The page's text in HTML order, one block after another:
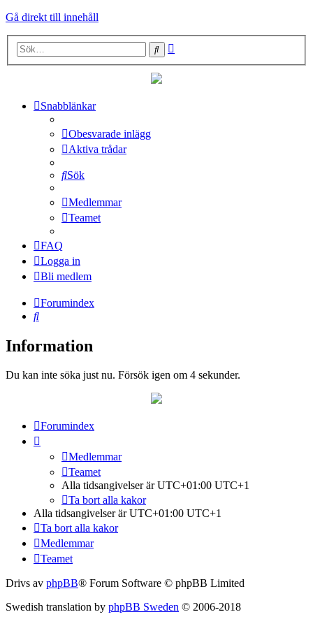
Gå direkt till innehåll
Sök
Snabblänkar
Obesvarade inlägg
Aktiva trådar
Sök
Medlemmar
Teamet
FAQ
Logga in
Bli medlem
Forumindex
Sök
Information
Du kan inte söka just nu. Försök igen om 4 sekunder.
Forumindex
Medlemmar
Teamet
Alla tidsangivelser är UTC+01:00 UTC+1
Ta bort alla kakor
Alla tidsangivelser är UTC+01:00 UTC+1
Ta bort alla kakor
Medlemmar
Teamet
Drivs av phpBB® Forum Software © phpBB Limited
Swedish translation by phpBB Sweden © 2006-2018